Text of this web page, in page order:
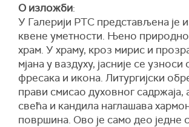
О изложби:
У Галерији РТС представљена је
кве­не умет­но­сти. Ње­но при­род­но
храм. У хра­му, кроз ми­рис и
мја­на у ва­зду­ху, ја­сни­је се
фре­са­ка и ико­на. Ли­тур­гиј­ски
пра­ви сми­сао ду­хов­ног са­др­жа­ја,
све­ћа и кан­ди­ла на­гла­ша­ва
по­вр­ши­на. Ово је са­мо део јед­не